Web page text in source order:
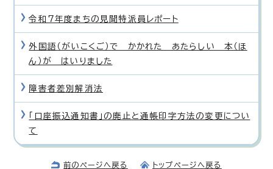
令和7年度まちの見聞特派員レポート
外国語（がいこくご）で かかれた あたらしい 本（ほ
ん）が はいりました
障害者差別解消法
「口座振込通知書」の廃止と通帳印字方法の変更につい
て
前のページへ戻る トップページへ戻る